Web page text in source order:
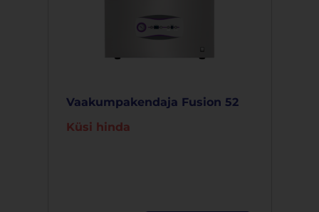
Vaakumpakendaja Fusion 52
Küsi hinda